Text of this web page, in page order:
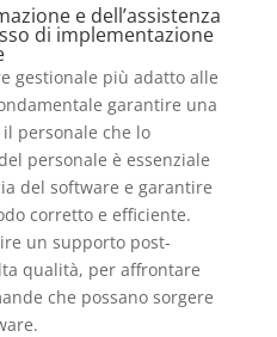
e dell’assistenza
di implementazione
gestionale più adatto alle
garantire una
personale che lo
personale è essenziale
del software e garantire
corretto e efficiente.
un supporto post-
qualità, per affrontare
che possano sorgere